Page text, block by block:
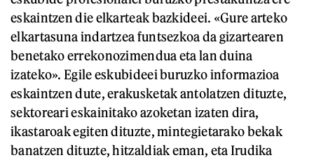
eskaintzen die elkarteak bazkideei. «Gure arteko
elkartasuna indartzea funtsezkoa da gizartearen
benetako errekonozimendua eta lan duina
izateko». Egile eskubideei buruzko informazioa
eskaintzen dute, erakusketak antolatzen dituzte,
sektoreari eskainitako azoketan izaten dira,
ikastaroak egiten dituzte, mintegietarako bekak
banatzen dituzte, hitzaldiak eman, eta Irudika